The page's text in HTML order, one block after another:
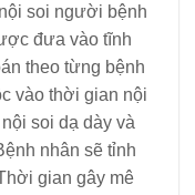
soi người bệnh
đưa vào tĩnh
theo từng bệnh
vào thời gian nội
soi dạ dày và
nhân sẽ tỉnh
gian gây mê